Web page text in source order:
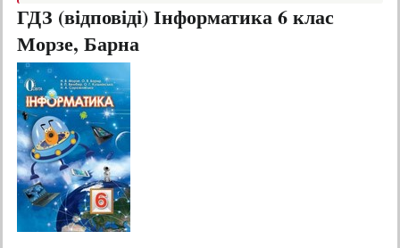
ГДЗ (відповіді) Інформатика 6 клас
Морзе, Барна